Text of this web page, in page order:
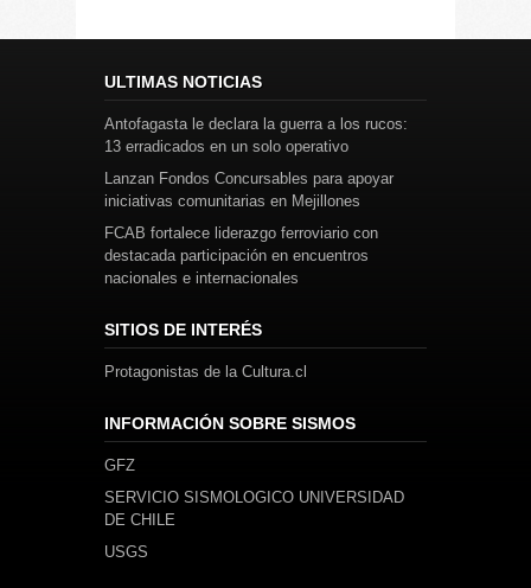
ULTIMAS NOTICIAS
Antofagasta le declara la guerra a los rucos:
13 erradicados en un solo operativo
Lanzan Fondos Concursables para apoyar
iniciativas comunitarias en Mejillones
FCAB fortalece liderazgo ferroviario con
destacada participación en encuentros
nacionales e internacionales
SITIOS DE INTERÉS
Protagonistas de la Cultura.cl
INFORMACIÓN SOBRE SISMOS
GFZ
SERVICIO SISMOLOGICO UNIVERSIDAD
DE CHILE
USGS